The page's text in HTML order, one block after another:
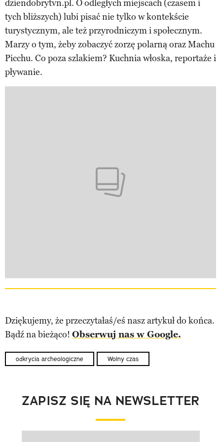
dziendobrytvn.pl. O odległych miejscach (czasem i
tych bliższych) lubi pisać nie tylko w kontekście
turystycznym, ale też przyrodniczym i społecznym.
Marzy o tym, żeby zobaczyć zorzę polarną oraz Machu
Picchu. Co poza szlakiem? Kuchnia włoska, reportaże i
pływanie.
Dziękujemy, że przeczytałaś/eś nasz artykuł do końca.
Bądź na bieżąco! Obserwuj nas w Google.
odkrycia archeologiczne Wolny czas
ZAPISZ SIĘ NA NEWSLETTER